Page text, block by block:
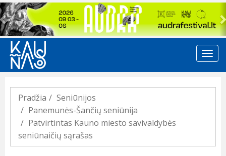
Previous
Pradžia
Seniūnijos
Panemunės-Šančių seniūnija
Patvirtintas Kauno miesto savivaldybės
seniūnaičių sąrašas